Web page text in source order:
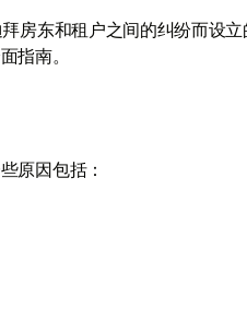
房东和租户之间的纠纷而设
指南。
原因包括：